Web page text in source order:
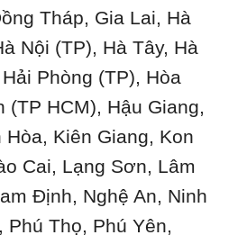
Tháp, Gia Lai, Hà
Nội (TP), Hà Tây, Hà
Phòng (TP), Hòa
(TP HCM), Hậu Giang,
Kiên Giang, Kon
Cai, Lạng Sơn, Lâm
Định, Nghệ An, Ninh
Phú Thọ, Phú Yên,